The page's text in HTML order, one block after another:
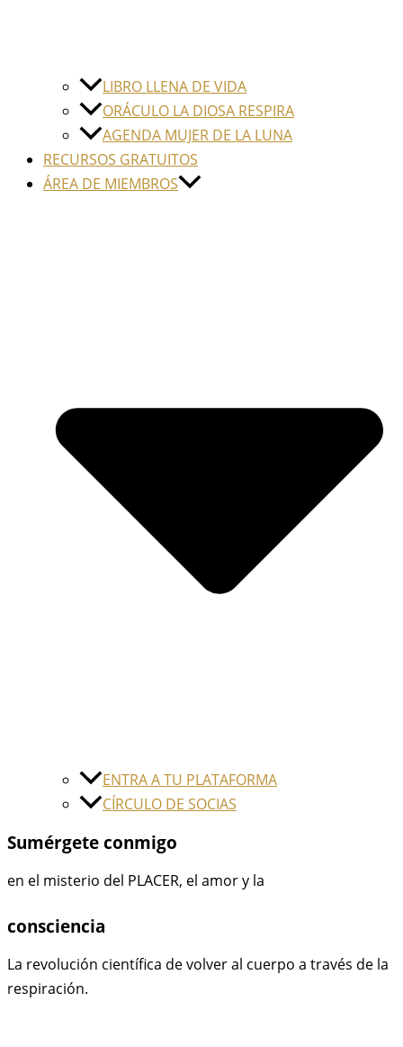
LIBRO LLENA DE VIDA
ORÁCULO LA DIOSA RESPIRA
AGENDA MUJER DE LA LUNA
RECURSOS GRATUITOS
ÁREA DE MIEMBROS
ENTRA A TU PLATAFORMA
CÍRCULO DE SOCIAS
Sumérgete conmigo
en el misterio del PLACER, el amor y la
consciencia
La revolución científica de volver al cuerpo a través de la
respiración.